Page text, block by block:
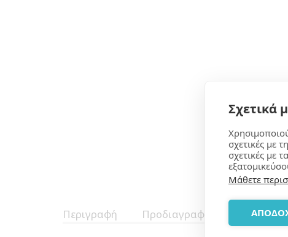
Περιγραφή Προδιαγραφές
Σχετικά
σχετικές με
σχετικές με
Μάθετε